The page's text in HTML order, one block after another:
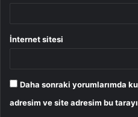
İnternet sitesi
Daha sonraki yorumlarımda
adresim ve site adresim bu